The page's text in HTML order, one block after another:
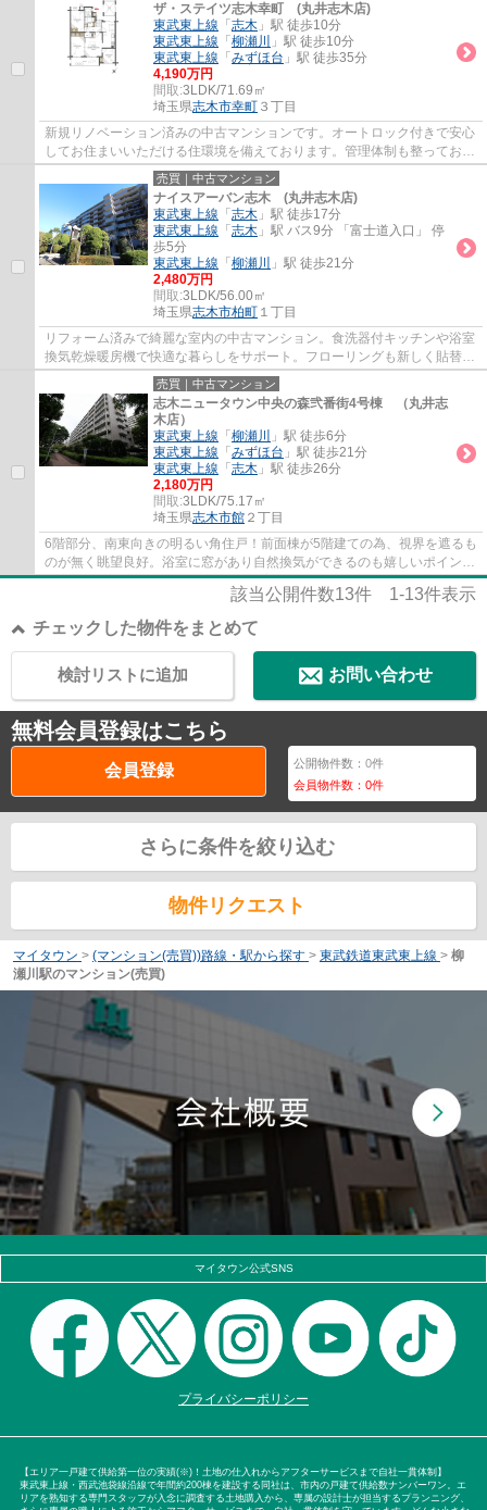
ザ・ステイツ志木幸町 (丸井志木店)
東武東上線 「 志木 」駅 徒歩10分
東武東上線 「 柳瀬川
」駅 徒歩10分
東武東上線 「 みずほ台 」駅 徒歩35分
4,190万円
間取:3LDK/71.69㎡
埼玉県志木市幸町 ３丁目
新規リノベーション済みの中古マンションです。オートロック付きで安心
してお住まいいただける住環境を備えております。管理体制も整ってお
り、専用使用権付きの駐車場を完備しており...
売買｜中古マンション
ナイスアーバン志木 (丸井志木店)
東武東上線 「 志木 」駅 徒歩17分
東武東上線 「 志木 」駅 バス9分 「富士道入口」 停
歩5分
東武東上線 「 柳瀬川
」駅 徒歩21分
2,480万円
間取:3LDK/56.00㎡
埼玉県志木市柏町 １丁目
リフォーム済みで綺麗な室内の中古マンション。食洗器付キッチンや浴室
換気乾燥暖房機で快適な暮らしをサポート。フローリングも新しく貼替え
済み。志木第三小学校まで徒歩10分なので...
売買｜中古マンション
志木ニュータウン中央の森弐番街4号棟 （丸井志
木店）
東武東上線 「 柳瀬川
」駅 徒歩6分
東武東上線 「 みずほ台 」駅 徒歩21分
東武東上線 「 志木 」駅 徒歩26分
2,180万円
間取:3LDK/75.17㎡
埼玉県志木市館 ２丁目
6階部分、南東向きの明るい角住戸！前面棟が5階建ての為、視界を遮るも
のが無く眺望良好。浴室に窓があり自然換気ができるのも嬉しいポイン
ト。志木第四小学校まで徒歩2分、子育てにも...
該当公開件数13件 1-13件表示
チェックした物件をまとめて
お問い合わせ
検討リストに追加
無料会員登録はこちら
会員登録 公開物件数：0件
会員物件数：0件
さらに条件を絞り込む
物件リクエスト
マイタウン > (マンション(売買))路線・駅から探す > 東武鉄道東武東上線 > 柳
瀬川駅のマンション(売買)
マイタウン公式SNS
プライバシーポリシー
【エリア一戸建て供給第一位の実績(※)！土地の仕入れからアフターサービスまで自社一貫体制】
東武東上線・西武池袋線沿線で年間約200棟を建設する同社は、市内の戸建て供給数ナンバーワン。エ
リアを熟知する専門スタッフが入念に調査する土地購入から、専属の設計士が担当するプランニング、